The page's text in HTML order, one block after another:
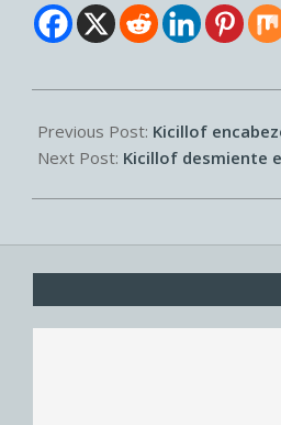
09-
22
Previous Post: Kicillof
Next Post: Kicillof desmiente